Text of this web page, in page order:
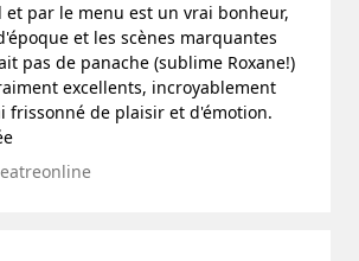
par le menu est un vrai bonheur,
et les scènes marquantes
pas de panache (sublime Roxane!)
excellents, incroyablement
frissonné de plaisir et d'émotion.